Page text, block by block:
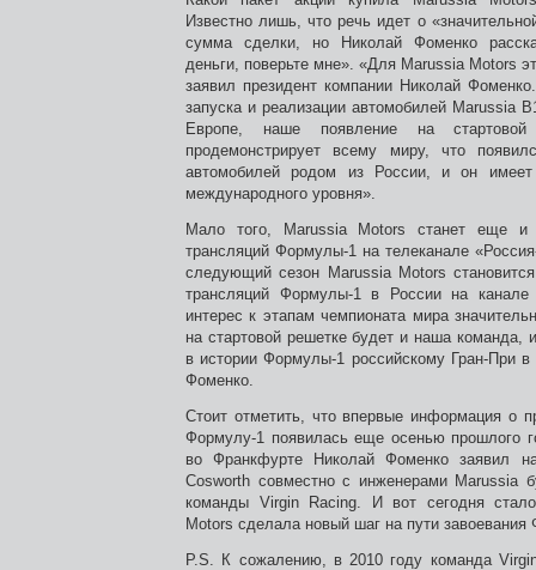
Известно лишь, что речь идет о
сумма сделки, но Николай Фоменко
деньги, поверьте мне». «Для Marussia Motors
заявил президент компании Николай
запуска и реализации автомобилей Marussia
Европе, наше появление на
продемонстрирует всему миру, что
автомобилей родом из России, и он имеет
международного уровня».
Мало того, Marussia Motors станет еще и
трансляций Формулы-1 на телеканале
следующий сезон Marussia Motors
трансляций Формулы-1 в России на канале
интерес к этапам чемпионата мира
на стартовой решетке будет и наша команда,
в истории Формулы-1 российскому Гран-При
Фоменко.
Стоит отметить, что впервые информация о
Формулу-1 появилась еще осенью прошлого
во Франкфурте Николай Фоменко заявил
Cosworth совместно с инженерами Marussia
команды Virgin Racing. И вот сегодня
Motors сделала новый шаг на пути
P.S. К сожалению, в 2010 году команда